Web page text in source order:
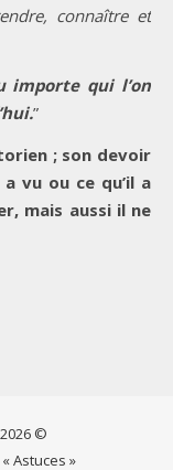
connaître et
importe qui l’on
”
; son devoir
vu ou ce qu’il a
mais aussi il ne
©
Astuces »